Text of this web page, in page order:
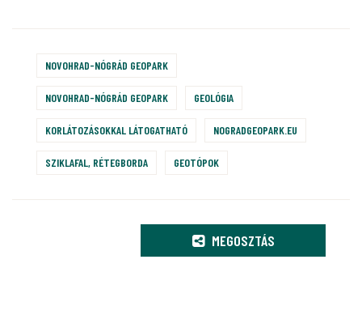
NOVOHRAD-NÓGRÁD GEOPARK
NOVOHRAD-NÓGRÁD GEOPARK GEOLÓGIA
KORLÁTOZÁSOKKAL LÁTOGATHATÓ NOGRADGEOPARK.EU
SZIKLAFAL, RÉTEGBORDA GEOTÓPOK
MEGOSZTÁS